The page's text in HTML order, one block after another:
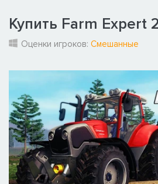
Купить Farm Expert
Оценки игроков: Смешанные